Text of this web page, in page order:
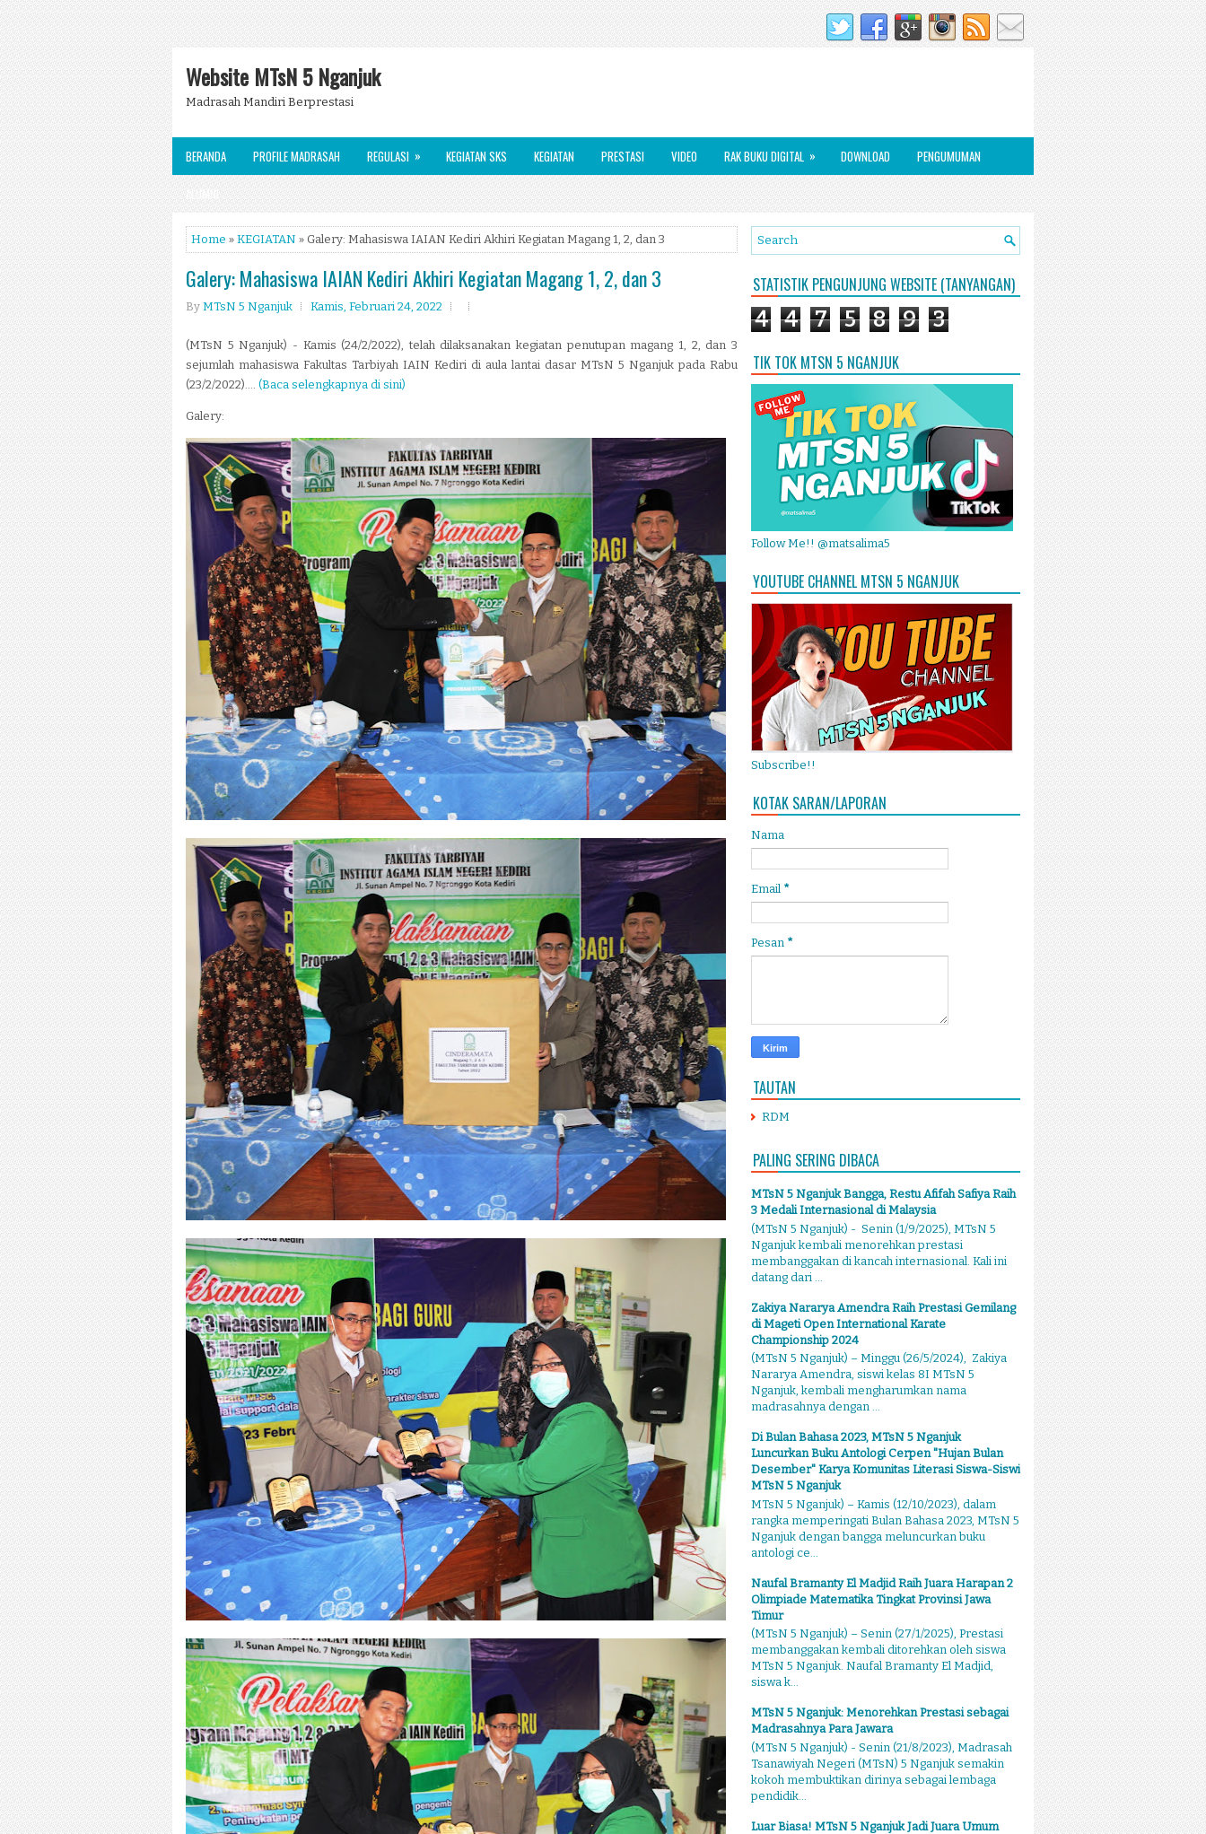
Website MTsN 5 Nganjuk
Madrasah Mandiri Berprestasi
BERANDA PROFILE MADRASAH REGULASI » KEGIATAN SKS KEGIATAN PRESTASI VIDEO RAK BUKU DIGITAL » DOWNLOAD PENGUMUMAN
ALUMNI
Home » KEGIATAN » Galery: Mahasiswa IAIAN Kediri Akhiri Kegiatan Magang 1, 2, dan 3
Galery: Mahasiswa IAIAN Kediri Akhiri Kegiatan Magang 1, 2, dan 3
By MTsN 5 Nganjuk Kamis, Februari 24, 2022
(MTsN 5 Nganjuk) - Kamis (24/2/2022), telah dilaksanakan kegiatan penutupan magang 1, 2, dan 3
sejumlah mahasiswa Fakultas Tarbiyah IAIN Kediri di aula lantai dasar MTsN 5 Nganjuk pada Rabu
(23/2/2022).... (Baca selengkapnya di sini)
Galery:
STATISTIK PENGUNJUNG WEBSITE (TANYANGAN)
4 4 7 5 8 9 3
TIK TOK MTSN 5 NGANJUK
Follow Me!! @matsalima5
YOUTUBE CHANNEL MTSN 5 NGANJUK
Subscribe!!
KOTAK SARAN/LAPORAN
Nama
Email *
Pesan *
TAUTAN
RDM
PALING SERING DIBACA
MTsN 5 Nganjuk Bangga, Restu Afifah Safiya Raih
3 Medali Internasional di Malaysia
(MTsN 5 Nganjuk) - Senin (1/9/2025), MTsN 5
Nganjuk kembali menorehkan prestasi
membanggakan di kancah internasional. Kali ini
datang dari ...
Zakiya Nararya Amendra Raih Prestasi Gemilang
di Mageti Open International Karate
Championship 2024
(MTsN 5 Nganjuk) – Minggu (26/5/2024), Zakiya
Nararya Amendra, siswi kelas 8I MTsN 5
Nganjuk, kembali mengharumkan nama
madrasahnya dengan ...
Di Bulan Bahasa 2023, MTsN 5 Nganjuk
Luncurkan Buku Antologi Cerpen "Hujan Bulan
Desember" Karya Komunitas Literasi Siswa-Siswi
MTsN 5 Nganjuk
MTsN 5 Nganjuk) – Kamis (12/10/2023), dalam
rangka memperingati Bulan Bahasa 2023, MTsN 5
Nganjuk dengan bangga meluncurkan buku
antologi ce...
Naufal Bramanty El Madjid Raih Juara Harapan 2
Olimpiade Matematika Tingkat Provinsi Jawa
Timur
(MTsN 5 Nganjuk) – Senin (27/1/2025), Prestasi
membanggakan kembali ditorehkan oleh siswa
MTsN 5 Nganjuk. Naufal Bramanty El Madjid,
siswa k...
MTsN 5 Nganjuk: Menorehkan Prestasi sebagai
Madrasahnya Para Jawara
(MTsN 5 Nganjuk) - Senin (21/8/2023), Madrasah
Tsanawiyah Negeri (MTsN) 5 Nganjuk semakin
kokoh membuktikan dirinya sebagai lembaga
pendidik...
Luar Biasa! MTsN 5 Nganjuk Jadi Juara Umum